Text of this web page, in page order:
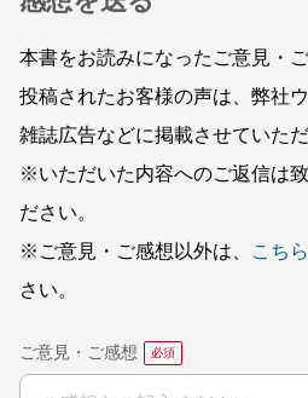
本書をお読みになったご意見・
投稿されたお客様の声は、弊社
雑誌広告などに掲載させていた
※いただいた内容へのご返信は
ださい。
※ご意見・ご感想以外は、
こちら
さい。
ご意見・ご感想